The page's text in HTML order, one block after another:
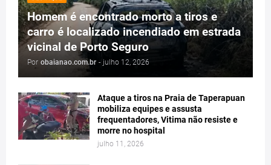
Homem é encontrado morto a tiros e
carro é localizado incendiado em estrada
vicinal de Porto Seguro
Por obaianao.com.br - julho 12, 2026
Ataque a tiros na Praia de Taperapuan
mobiliza equipes e assusta
frequentadores, Vitima não resiste e
morre no hospital
julho 11, 2026